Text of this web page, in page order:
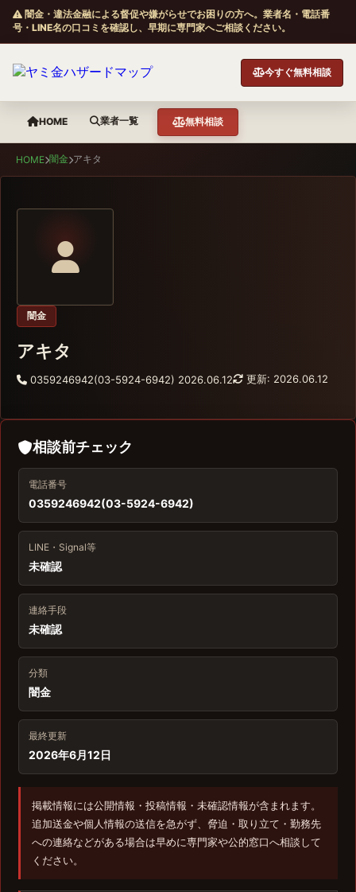
闇金・違法金融による督促や嫌がらせでお困りの方へ。業者名・電話番
号・LINE名の口コミを確認し、早期に専門家へご相談ください。
今すぐ無料相談
HOME 業者一覧 無料相談
HOME 闇金 アキタ
闇金
アキタ
0359246942(03-5924-6942) 2026.06.12 更新: 2026.06.12
相談前チェック
電話番号
0359246942(03-5924-6942)
LINE・Signal等
未確認
連絡手段
未確認
分類
闇金
最終更新
2026年6月12日
掲載情報には公開情報・投稿情報・未確認情報が含まれます。
追加送金や個人情報の送信を急がず、脅迫・取り立て・勤務先
への連絡などがある場合は早めに専門家や公的窓口へ相談して
ください。